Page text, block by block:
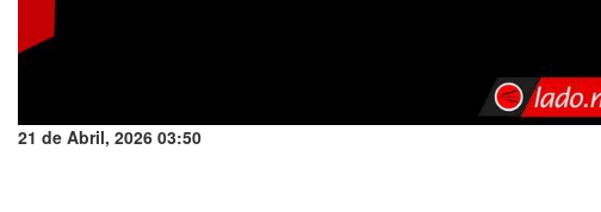
21 de Abril, 2026 03:50